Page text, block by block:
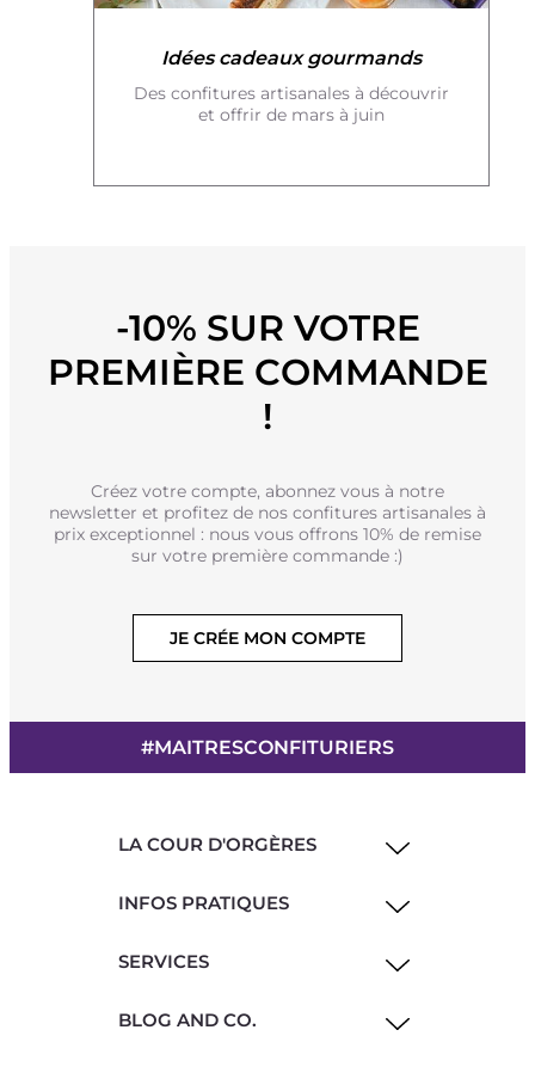
Idées cadeaux gourmands
Des confitures artisanales à découvrir
et offrir de mars à juin
-10% SUR VOTRE
PREMIÈRE COMMANDE
!
Créez votre compte, abonnez vous à notre
newsletter et profitez de nos confitures artisanales à
prix exceptionnel : nous vous offrons 10% de remise
sur votre première commande :)
JE CRÉE MON COMPTE
#MAITRESCONFITURIERS
LA COUR D'ORGÈRES
INFOS PRATIQUES
SERVICES
BLOG AND CO.